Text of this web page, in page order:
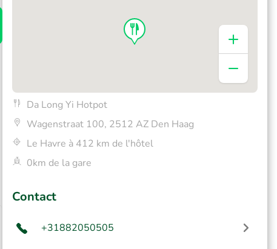
Da Long Yi Hotpot
Wagenstraat 100, 2512 AZ Den Haag
Le Havre à 412 km de l'hôtel
0km de la gare
Contact
+31882050505